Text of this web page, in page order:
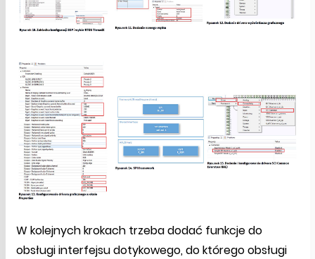
W kolejnych krokach trzeba dodać funkcje do
obsługi interfejsu dotykowego, do którego obsługi